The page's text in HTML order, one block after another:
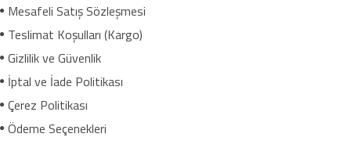
Mesafeli Satış Sözleşmesi
Teslimat Koşulları (Kargo)
Gizlilik ve Güvenlik
İptal ve İade Politikası
Çerez Politikası
Ödeme Seçenekleri